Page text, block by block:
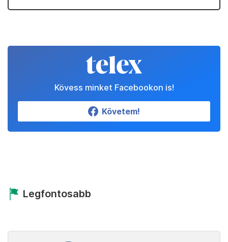
Kövess minket Facebookon is!
Követem!
Legfontosabb